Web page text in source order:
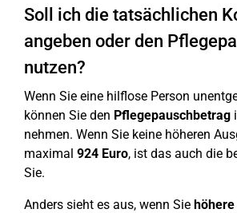
Soll ich die tatsächlichen
angeben oder den
nutzen?
Wenn Sie eine hilflose Person
können Sie den Pflegepauschbetrag
nehmen. Wenn Sie keine höheren
maximal 924 Euro, ist das auch die
Sie.
Anders sieht es aus, wenn Sie